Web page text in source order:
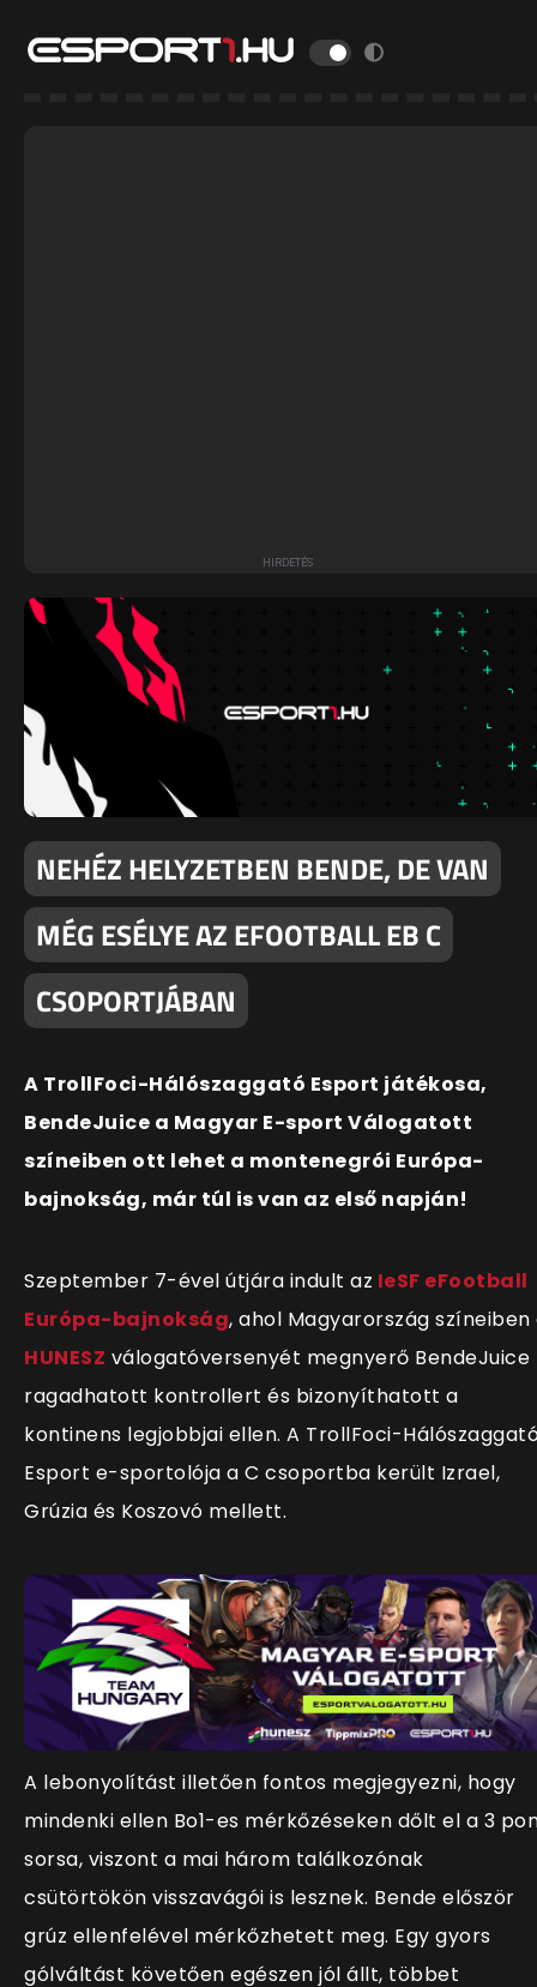
NEHÉZ HELYZETBEN BENDE, DE VAN
MÉG ESÉLYE AZ EFOOTBALL EB C
CSOPORTJÁBAN
A TrollFoci-Hálószaggató Esport játékosa,
BendeJuice a Magyar E-sport Válogatott
színeiben ott lehet a montenegrói Európa-
bajnokság, már túl is van az első napján!
Szeptember 7-ével útjára indult az IeSF eFootball
Európa-bajnokság, ahol Magyarország színeiben
HUNESZ válogatóversenyét megnyerő BendeJuice
ragadhatott kontrollert és bizonyíthatott a
kontinens legjobbjai ellen. A TrollFoci-
Esport e-sportolója a C csoportba került Izrael,
Grúzia és Koszovó mellett.
A lebonyolítást illetően fontos megjegyezni, hogy
mindenki ellen Bo1-es mérkőzéseken dőlt el a 3
sorsa, viszont a mai három találkozónak
csütörtökön visszavágói is lesznek. Bende először
grúz ellenfelével mérkőzhetett meg. Egy gyors
gólváltást követően egészen jól állt, többet